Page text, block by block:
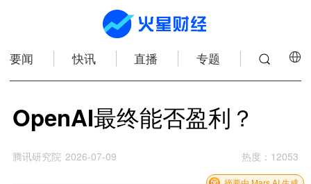
要闻 快讯 直播 专题
OpenAI最终能否盈利？
腾讯研究院 2026-07-09 热度 ： 12053